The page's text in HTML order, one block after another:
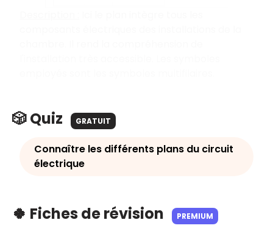
🎲 Quiz GRATUIT
Connaître les différents plans du circuit
électrique
🍀 Fiches de révision PREMIUM